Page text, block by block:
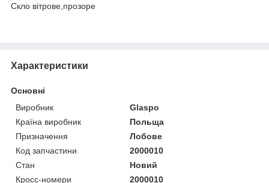
Скло вітрове,прозоре
Характеристики
Основні
Виробник
Glaspo
Країна виробник
Польща
Призначення
Лобове
Код запчастини
2000010
Стан
Новий
Кросс-номери
2000010